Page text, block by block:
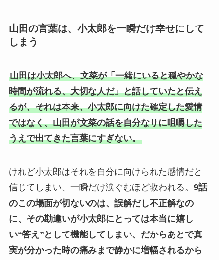
山田の言葉は、小太郎を一瞬だけ幸せにして
しまう
山田は小太郎へ、文菜が「一緒にいると穏やかな
時間が流れる、大切な人だ」と話していたと伝え
るが、それは本来、小太郎に向けた確定した愛情
ではなく、山田が文菜の話を自分なりに咀嚼した
うえで出てきた言葉にすぎない。
けれど小太郎はそれを自分に向けられた感情だと
信じてしまい、一瞬だけ涙ぐむほど救われる。 9話
のこの場面が切ないのは、誤解だし不正解なの
に、その勘違いが小太郎にとっては本当に嬉し
い“答え”として機能してしまい、だからあとで真
実が分かった時の痛みまで静かに増幅されるから